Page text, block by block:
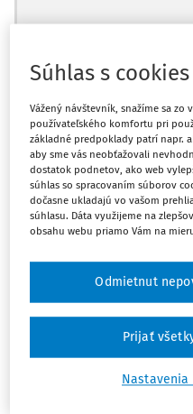
Ups, zatiaľ
Celý odborný
dostupný
obsahu a
zdarma, stačí
Vďaka
Súhlas s cookies
Vážený návštevník, snažíme sa
používateľského komfortu pri
základné predpoklady patrí napr.
aby sme vás neobťažovali
dostatok podnetov, ako web
súhlas so spracovaním súborov
dočasne ukladajú vo vašom
súhlasu. Dáta využijeme na
obsahu webu priamo Vám na
Nastavenia
Odmietnut
Prijať